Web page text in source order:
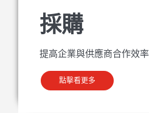
採購
提高企業與供應商合作效
點擊看更多